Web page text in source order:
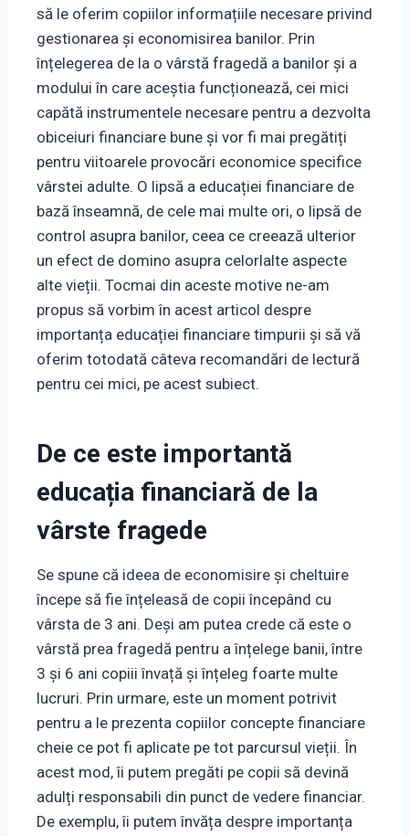
să le oferim copiilor informațiile necesare privind
gestionarea și economisirea banilor. Prin
înțelegerea de la o vârstă fragedă a banilor și a
modului în care aceștia funcționează, cei mici
capătă instrumentele necesare pentru a dezvolta
obiceiuri financiare bune și vor fi mai pregătiți
pentru viitoarele provocări economice specifice
vârstei adulte. O lipsă a educației financiare de
bază înseamnă, de cele mai multe ori, o lipsă de
control asupra banilor, ceea ce creează ulterior
un efect de domino asupra celorlalte aspecte
alte vieții. Tocmai din aceste motive ne-am
propus să vorbim în acest articol despre
importanța educației financiare timpurii și să vă
oferim totodată câteva recomandări de lectură
pentru cei mici, pe acest subiect.
De ce este importantă
educația financiară de la
vârste fragede
Se spune că ideea de economisire și cheltuire
începe să fie înțeleasă de copii începând cu
vârsta de 3 ani. Deși am putea crede că este o
vârstă prea fragedă pentru a înțelege banii, între
3 și 6 ani copiii învață și înțeleg foarte multe
lucruri. Prin urmare, este un moment potrivit
pentru a le prezenta copiilor concepte financiare
cheie ce pot fi aplicate pe tot parcursul vieții. În
acest mod, îi putem pregăti pe copii să devină
adulți responsabili din punct de vedere financiar.
De exemplu, îi putem învăța despre importanța